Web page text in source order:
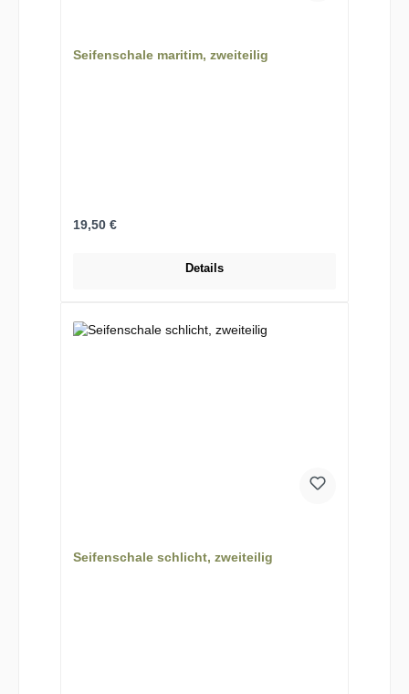
Seifenschale maritim, zweiteilig
Regulärer Preis:
19,50 €
Details
Seifenschale schlicht, zweiteilig